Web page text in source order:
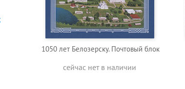
1050 лет Белозерску. Почтовый блок
сейчас нет в наличии